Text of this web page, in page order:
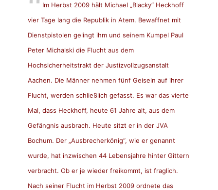
Im Herbst 2009 hält Michael „Blacky“ Heckhoff
vier Tage lang die Republik in Atem. Bewaffnet mit
Dienstpistolen gelingt ihm und seinem Kumpel Paul
Peter Michalski die Flucht aus dem
Hochsicherheitstrakt der Justizvollzugsanstalt
Aachen. Die Männer nehmen fünf Geiseln auf ihrer
Flucht, werden schließlich gefasst. Es war das vierte
Mal, dass Heckhoff, heute 61 Jahre alt, aus dem
Gefängnis ausbrach. Heute sitzt er in der JVA
Bochum. Der „Ausbrecherkönig“, wie er genannt
wurde, hat inzwischen 44 Lebensjahre hinter Gittern
verbracht. Ob er je wieder freikommt, ist fraglich.
Nach seiner Flucht im Herbst 2009 ordnete das